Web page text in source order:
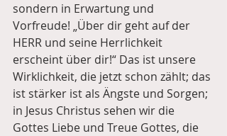
sondern in Erwartung und
Vorfreude! „Über dir geht auf der
HERR und seine Herrlichkeit
erscheint über dir!“ Das ist unsere
Wirklichkeit, die jetzt schon zählt; das
ist stärker ist als Ängste und Sorgen;
in Jesus Christus sehen wir die
Gottes Liebe und Treue Gottes, die